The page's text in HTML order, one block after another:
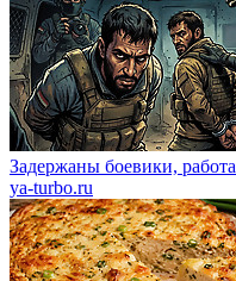
Задержаны боевики,
ya-turbo.ru